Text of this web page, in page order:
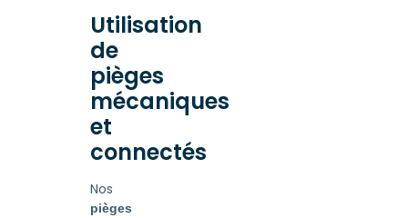
Utilisation
de
pièges
mécaniques
et
connectés
Nos
pièges